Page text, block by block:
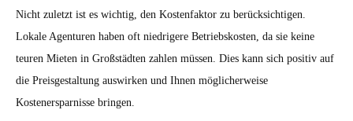
Nicht zuletzt ist es wichtig, den Kostenfaktor zu berücksichtigen.
Lokale Agenturen haben oft niedrigere Betriebskosten, da sie keine
teuren Mieten in Großstädten zahlen müssen. Dies kann sich positiv auf
die Preisgestaltung auswirken und Ihnen möglicherweise
Kostenersparnisse bringen.